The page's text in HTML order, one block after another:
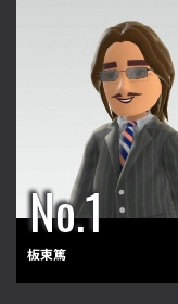
板東篤